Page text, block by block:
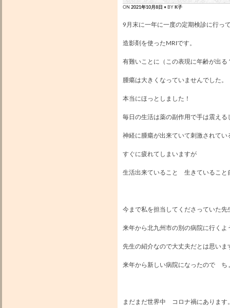
ON2021年10月8日 • BY K子
9月末に一年に一度の定期検診に行っ
造影剤を使ったMRIです。
有難いことに（この表現に年齢が出る
腫瘍は大きくなっていませんでした。
本当にほっとしました！
毎日の生活は薬の副作用で手は震える
神経に腫瘍が出来ていて刺激されて
すぐに疲れてしまいますが
生活出来ていること 生きていること
今まで私を担当してくださっていた
来年から北九州市の別の病院に行くよ
先生の紹介なので大丈夫だとは思いま
来年から新しい病院になったので ち
まだまだ世界中 コロナ禍にあります